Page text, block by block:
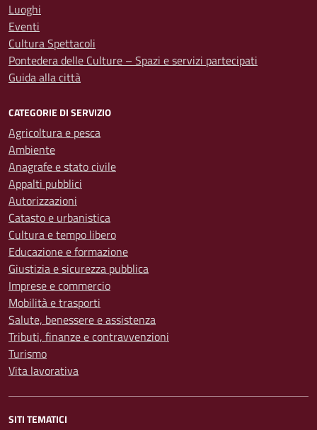
Luoghi
Eventi
Cultura Spettacoli
Pontedera delle Culture – Spazi e servizi partecipati
Guida alla città
CATEGORIE DI SERVIZIO
Agricoltura e pesca
Ambiente
Anagrafe e stato civile
Appalti pubblici
Autorizzazioni
Catasto e urbanistica
Cultura e tempo libero
Educazione e formazione
Giustizia e sicurezza pubblica
Imprese e commercio
Mobilità e trasporti
Salute, benessere e assistenza
Tributi, finanze e contravvenzioni
Turismo
Vita lavorativa
SITI TEMATICI